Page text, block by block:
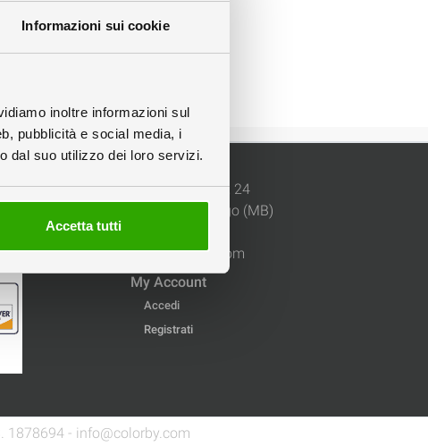
Informazioni sui cookie
inoltre informazioni sul
pubblicità e social media, i
dal suo utilizzo dei loro servizi.
Accetta tutti
Via delle Gerole, 24
20867 Caponago (MB)
info@colorby.com
My Account
Accedi
Registrati
1878694 - info@colorby.com